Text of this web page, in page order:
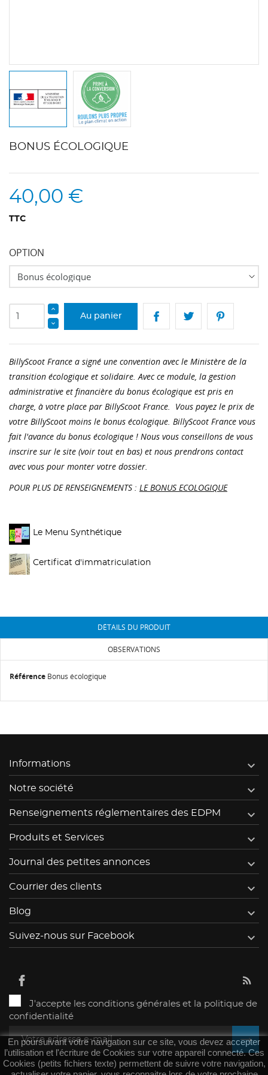
BONUS ÉCOLOGIQUE
40,00 €
TTC
OPTION
Au panier
BillyScoot France a signé une convention avec le Ministère de la
transition écologique et solidaire. Avec ce module, la gestion
administrative et financière du bonus écologique est pris en
charge, à votre place par BillyScoot France. Vous payez le prix de
votre BillyScoot moins le bonus écologique. BillyScoot France vous
fait l'avance du bonus écologique ! Nous vous conseillons de vous
inscrire sur le site (voir tout en bas) et nous prendrons contact
avec vous pour monter votre dossier.
POUR PLUS DE RENSEIGNEMENTS : LE BONUS ECOLOGIQUE
Le Menu Synthétique
Certificat d'immatriculation
DÉTAILS DU PRODUIT
OBSERVATIONS
Référence Bonus écologique
Informations 
Notre société 
Renseignements réglementaires des EDPM 
Produits et Services 
Journal des petites annonces 
Courrier des clients 
Blog 
Suivez-nous sur Facebook 
En poursuivant votre navigation sur ce site, vous devez accepter
l’utilisation et l'écriture de Cookies sur votre appareil connecté. Ces
Cookies (petits fichiers texte) permettent de suivre votre navigation,
J'accepte les conditions générales et la politique de
confidentialité